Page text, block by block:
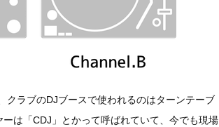
クラブのDJブースで使われるのはターンテーブ
は「CDJ」とかって呼ばれていて、今でも現場